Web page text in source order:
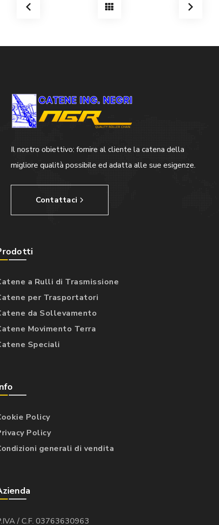
Il nostro obiettivo: fornire al cliente la catena della
migliore qualità possibile ed adatta alle sue esigenze.
Contattaci
a Rulli di Trasmissione
per Trasportatori
da Sollevamento
Movimento Terra
Speciali
Policy
Policy
generali di vendita
/ C.F. 03763630963